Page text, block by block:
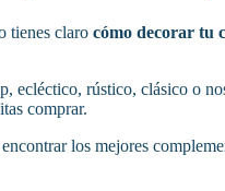
tienes claro cómo decorar tu
ecléctico, rústico, clásico o
comprar.
los mejores